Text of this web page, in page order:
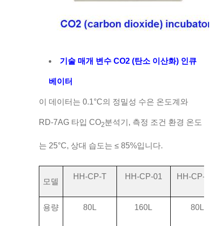
기술 매개 변수 CO2 (탄소 이산화) 인큐
베이터
이 데이터는 0.1°C의 정밀성 수은 온도계와
RD-7AG 타입 CO2분석기, 측정 조건 환경 온도
는 25°C, 상대 습도는 ≤ 85%입니다.
모델
HH-CP-T HH-CP-01 HH-CP-TW
용량 80L 160L 80L